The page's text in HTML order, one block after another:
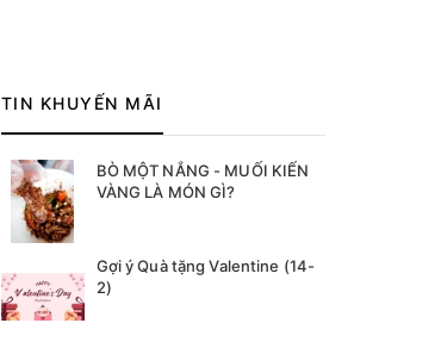
TIN KHUYẾN MÃI
BÒ MỘT NẮNG - MUỐI KIẾN
VÀNG LÀ MÓN GÌ?
Gợi ý Quà tặng Valentine (14-
2)